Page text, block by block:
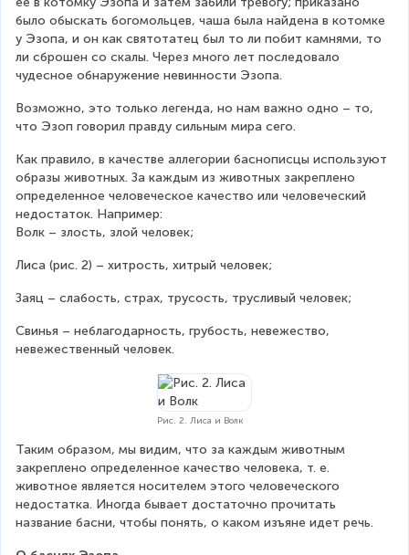
было обыскать богомольцев, чаша была найдена в котомке
у Эзопа, и он как святотатец был то ли побит камнями, то
ли сброшен со скалы. Через много лет последовало
чудесное обнаружение невинности Эзопа.
Возможно, это только легенда, но нам важно одно – то,
что Эзоп говорил правду сильным мира сего.
Как правило, в качестве аллегории баснописцы используют
образы животных. За каждым из животных закреплено
определенное человеческое качество или человеческий
недостаток. Например:
Волк – злость, злой человек;
Лиса (рис. 2) – хитрость, хитрый человек;
Заяц – слабость, страх, трусость, трусливый человек;
Свинья – неблагодарность, грубость, невежество,
невежественный человек.
Рис. 2. Лиса и Волк
Таким образом, мы видим, что за каждым животным
закреплено определенное качество человека, т. е.
животное является носителем этого человеческого
недостатка. Иногда бывает достаточно прочитать
название басни, чтобы понять, о каком изъяне идет речь.